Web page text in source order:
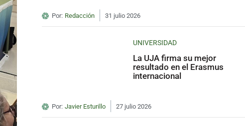
Por: Redacción 31 julio 2026
UNIVERSIDAD
La UJA firma su mejor
resultado en el Erasmus
internacional
Por: Javier Esturillo 27 julio 2026